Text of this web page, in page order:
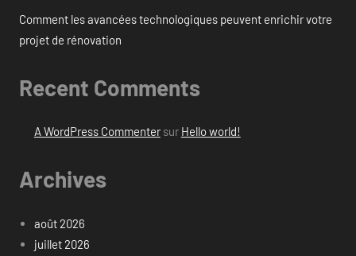
Comment les avancées technologiques peuvent enrichir votre
projet de rénovation
Recent Comments
A WordPress Commentersur Hello world!
Archives
août 2026
juillet 2026